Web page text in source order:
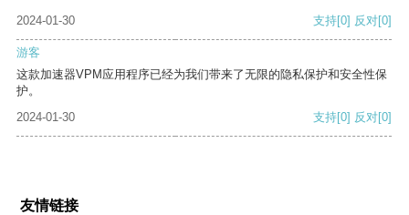
2024-01-30 支持[0] 反对[0]
游客
这款加速器VPM应用程序已经为我们带来了无限的隐私保护和安全性保
护。
2024-01-30
支持[0] 反对[0]
友情链接